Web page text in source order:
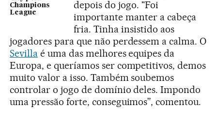
Champions
League
depois do jogo. "Foi
importante manter a cabeça
fria. Tinha insistido aos
jogadores para que não perdessem a calma. O
Sevillaé uma das melhores equipes da
Europa, e queríamos ser competitivos, demos
muito valor a isso. Também soubemos
controlar o jogo de domínio deles. Impondo
uma pressão forte, conseguimos”, comentou.